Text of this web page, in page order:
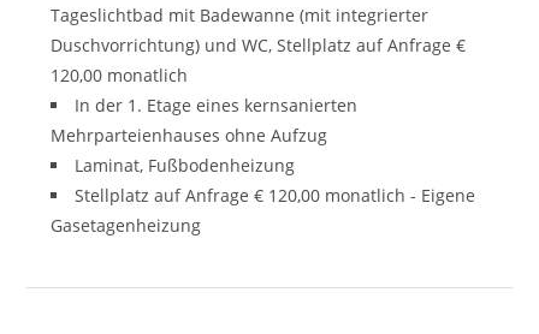
Tageslichtbad mit Badewanne (mit integrierter
Duschvorrichtung) und WC, Stellplatz auf Anfrage €
120,00 monatlich
In der 1. Etage eines kernsanierten
Mehrparteienhauses ohne Aufzug
Laminat, Fußbodenheizung
Stellplatz auf Anfrage € 120,00 monatlich - Eigene
Gasetagenheizung